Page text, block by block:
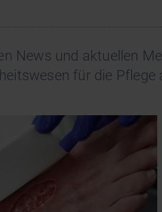
News und aktuellen
für die Pflege